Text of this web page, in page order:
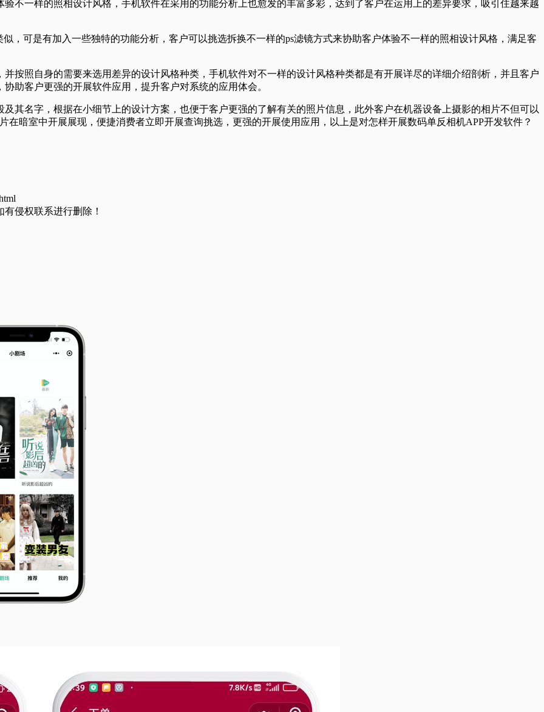
不一样的照相设计风格，手机软件在采用的功能分析上也愈发的丰富多彩，达到了客户在运用上的差异要求，吸引住越来越
，可是有加入一些独特的功能分析，客户可以挑选拆换不一样的ps滤镜方式来协助客户体验不一样的照相设计风格，满足客
按照自身的需要来选用差异的设计风格种类，手机软件对不一样的设计风格种类都是有开展详尽的详细介绍剖析，并且客户
助客户更强的开展软件应用，提升客户对系统的应用体会。
其名字，根据在小细节上的设计方案，也便于客户更强的了解有关的照片信息，此外客户在机器设备上摄影的相片不但可以
在暗室中开展展现，便捷消费者立即开展查询挑选，更强的开展使用应用，以上是对怎样开展数码单反相机APP开发软件？
侵权联系进行删除！